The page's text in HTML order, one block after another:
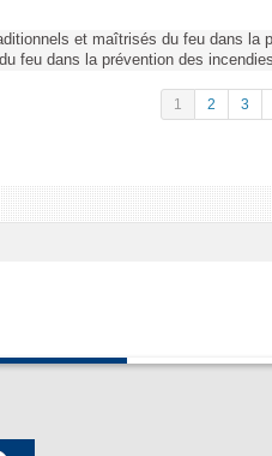
et maîtrisés du feu dans la
feu dans la prévention des
1 2 3